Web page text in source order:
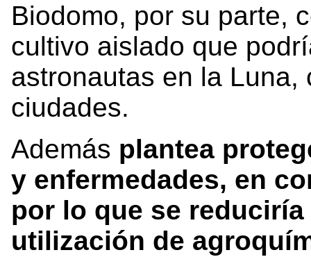
Biodomo, por su parte,
cultivo aislado que
astronautas en la Luna,
ciudades.
Además plantea
y enfermedades, en
por lo que se
utilización de